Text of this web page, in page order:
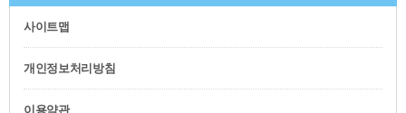
사이트맵
개인정보처리방침
이용약관